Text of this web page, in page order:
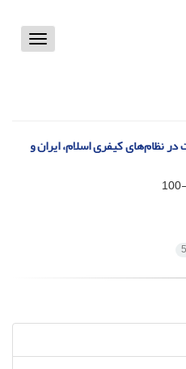
Toggle
نظام‌های کیفری اسلام، ایران و